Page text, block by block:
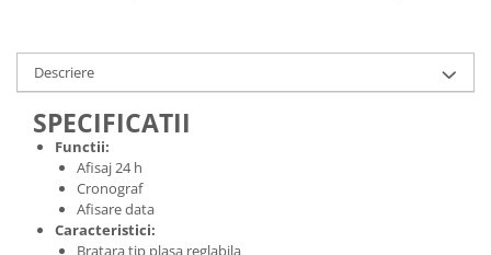
Descriere
SPECIFICATII
Functii:
Afisaj 24 h
Cronograf
Afisare data
Caracteristici:
Bratara tip plasa reglabila